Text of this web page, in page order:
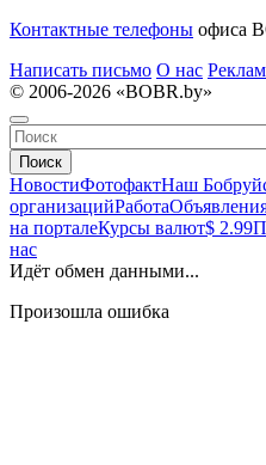
Контактные телефоны офиса
Написать письмо О нас
© 2006-2026 «BOBR.by»
Поиск
НовостиФотофактНаш
организацийРабота
на порталеКурсы валют$ 2.99
нас
Идёт обмен данными...
Произошла ошибка